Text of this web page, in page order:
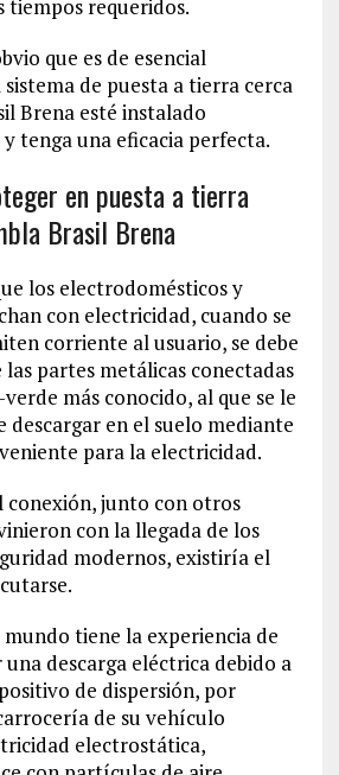
tiempos requeridos.
que es de esencial
de puesta a tierra cerca
Brena esté instalado
tenga una eficacia perfecta.
en puesta a tierra
Brasil Brena
los electrodomésticos y
con electricidad, cuando se
corriente al usuario, se debe
partes metálicas conectadas
más conocido, al que se le
descargar en el suelo mediante
para la electricidad.
conexión, junto con otros
con la llegada de los
modernos, existiría el
tiene la experiencia de
descarga eléctrica debido a
de dispersión, por
de su vehículo
electrostática,